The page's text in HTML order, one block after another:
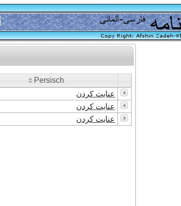
Persisch
عنایت کردن
عنایت کردن
عنایت کردن